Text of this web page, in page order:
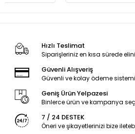
Hızlı Teslimat
Siparişleriniz en kısa sürede
Güvenli Alışveriş
Güvenli ve kolay ödeme sistemi
Geniş Ürün Yelpazesi
Binlerce ürün ve kampanya
7 / 24 DESTEK
Öneri ve şikayetlerinizi bize